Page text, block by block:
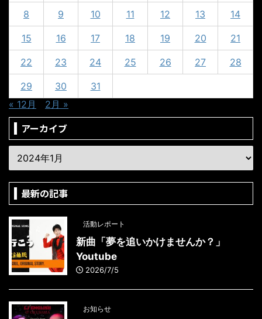
8 9 10 11 12 13 14
15 16 17 18 19 20 21
22 23 24 25 26 27 28
29 30
31
« 12月
2月 »
アーカイブ
最新の記事
活動レポート
新曲「夢を追いかけませんか？」
Youtube
2026/7/5
お知らせ